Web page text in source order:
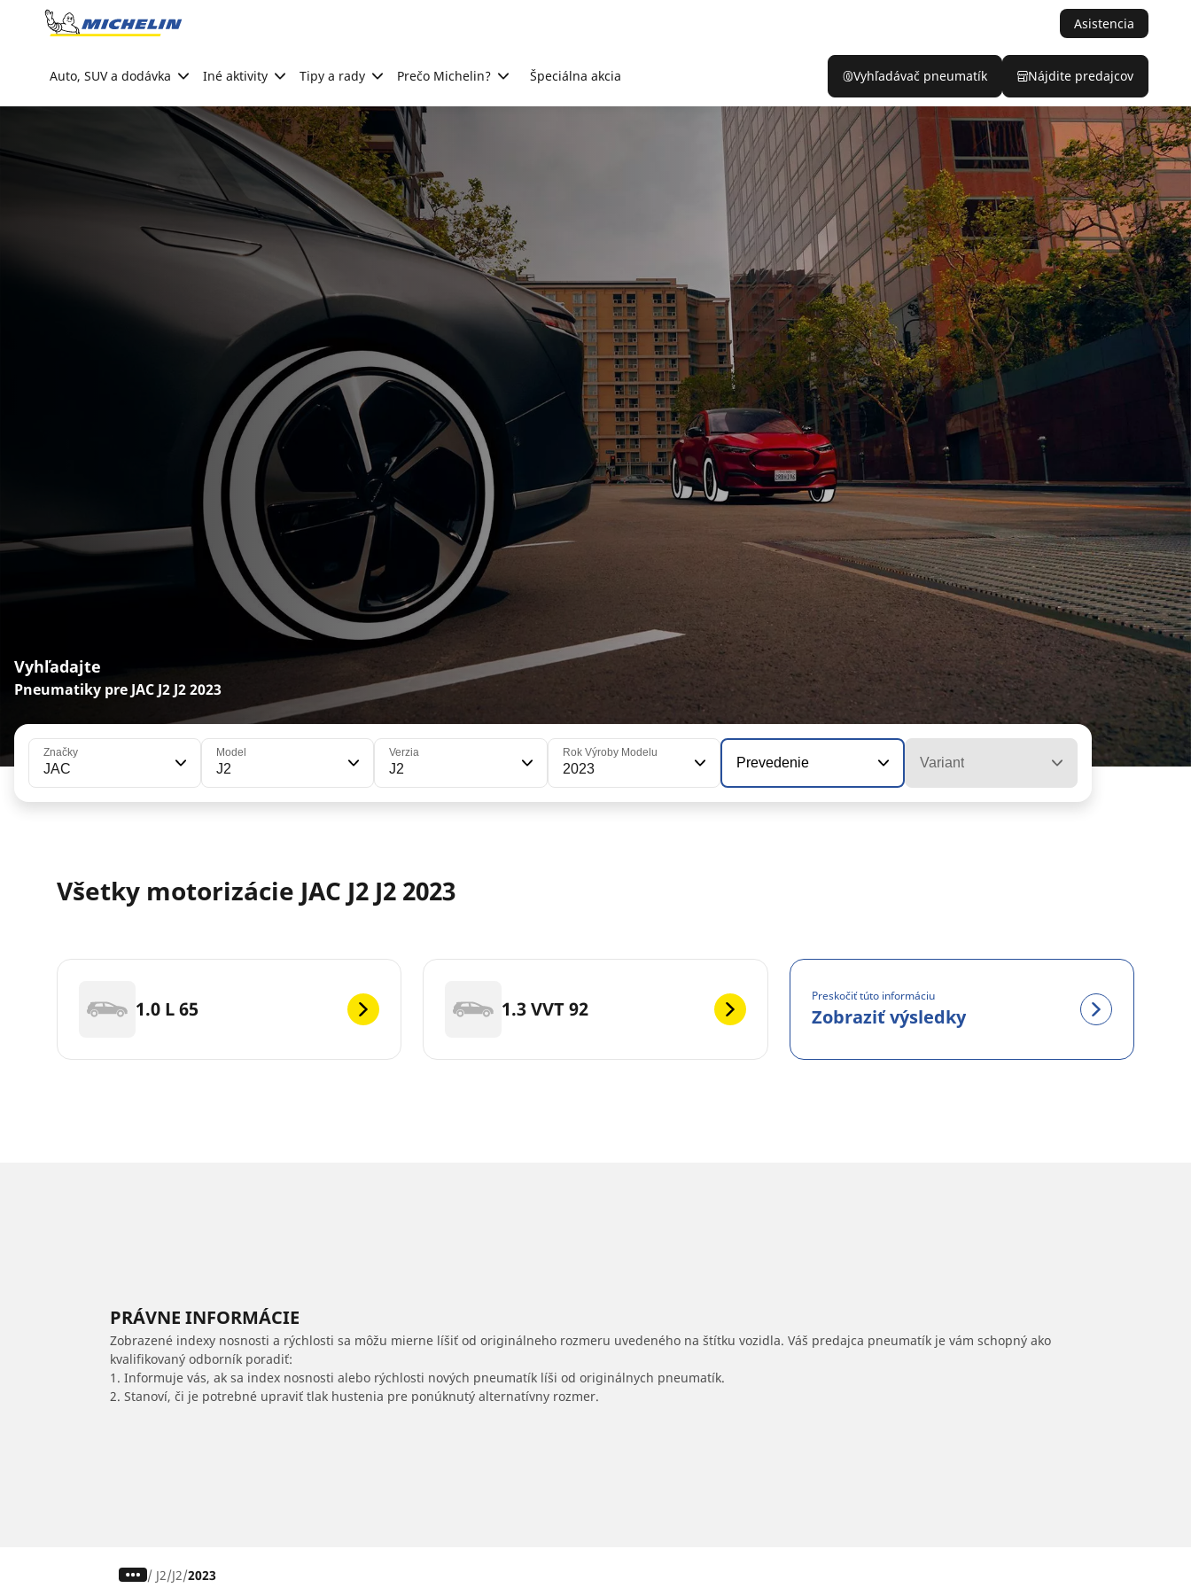
Go to page content
Asistencia
Auto, SUV a dodávka Iné aktivity Tipy a rady Prečo Michelin? Špeciálna akcia Vyhľadávač pneumatík Nájdite predajcov
Vyhľadajte
Pneumatiky pre JAC J2 J2 2023
Značky
JAC
Model
J2
Verzia
J2
Rok Výroby Modelu
2023 Prevedenie Variant
Všetky motorizácie JAC J2 J2 2023
1.0 L 65 1.3 VVT 92
Preskočiť túto informáciu
Zobraziť výsledky
PRÁVNE INFORMÁCIE
Zobrazené indexy nosnosti a rýchlosti sa môžu mierne líšiť od originálneho rozmeru uvedeného na štítku vozidla. Váš predajca pneumatík je vám schopný ako
kvalifikovaný odborník poradiť:
1. Informuje vás, ak sa index nosnosti alebo rýchlosti nových pneumatík líši od originálnych pneumatík.
2. Stanoví, či je potrebné upraviť tlak hustenia pre ponúknutý alternatívny rozmer.
/ J2 J2 2023